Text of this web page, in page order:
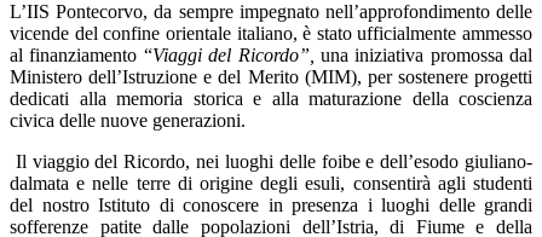
L’IIS Pontecorvo, da sempre impegnato nell’approfondimento delle
vicende del confine orientale italiano, è stato ufficialmente ammesso
al finanziamento “Viaggi del Ricordo”, una iniziativa promossa dal
Ministero dell’Istruzione e del Merito (MIM), per sostenere progetti
dedicati alla memoria storica e alla maturazione della coscienza
civica delle nuove generazioni.
Il viaggio del Ricordo, nei luoghi delle foibe e dell’esodo giuliano-
dalmata e nelle terre di origine degli esuli, consentirà agli studenti
del nostro Istituto di conoscere in presenza i luoghi delle grandi
sofferenze patite dalle popolazioni dell’Istria, di Fiume e della